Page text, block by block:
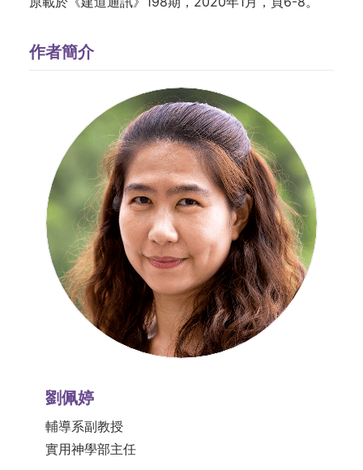
作者簡介
劉佩婷
輔導系副教授
實用神學部主任